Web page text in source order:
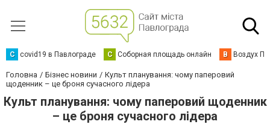
C covid19 в Павлограде С Соборная площадь онлайн В Воздух
Головна Бізнес новини
Культ планування: чому паперовий
щоденник – це броня сучасного лідера
Культ планування: чому паперовий щоденник
– це броня сучасного лідера